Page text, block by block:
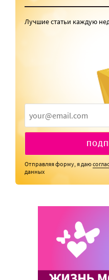
Лучшие статьи каждую
Отправляя форму, я даю
данных